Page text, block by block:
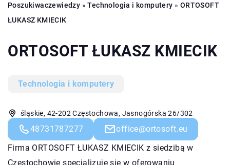
Poszukiwaczewiedzy »Technologia i komputery » ORTOSOFT
ŁUKASZ KMIECIK
ORTOSOFT ŁUKASZ KMIECIK
Technologia i komputery
śląskie, 42-202 Częstochowa, Jasnogórska 26/302
48731787277
office@ortosoft.eu
Firma ORTOSOFT ŁUKASZ KMIECIK z siedzibą w
Częstochowie specjalizuje się w oferowaniu